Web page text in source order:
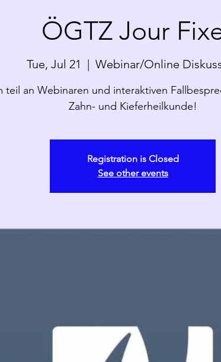
ÖGTZ Jour
Tue, Jul 21
  |
Webinar/Online
teil an Webinaren und interaktiven
Zahn- und Kieferheilkunde!
Registration is Closed
See other events